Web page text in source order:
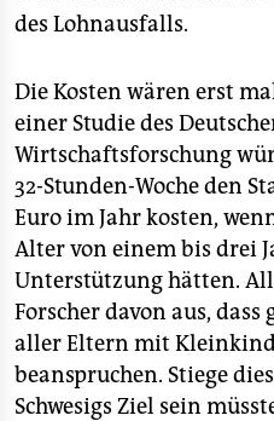
des Lohnausfalls.
Die Kosten wären erst
einer Studie des
Wirtschaftsforschung
32-Stunden-Woche den
Euro im Jahr kosten,
Alter von einem bis drei
Unterstützung hätten.
Forscher davon aus, dass
aller Eltern mit
beanspruchen. Stiege
Schwesigs Ziel sein